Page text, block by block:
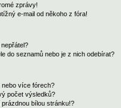
zprávy!
e-mail od někoho z fóra!
do seznamů nebo je z nich odebírat?
nebo více fórech?
počet výsledků?
bílou stránku!?